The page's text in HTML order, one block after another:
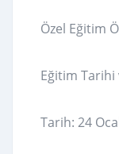
Özel Eğitim
Eğitim Tarihi
Tarih: 24